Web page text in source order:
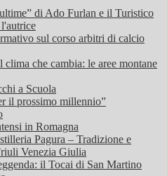
di Ado Furlan e il Turistico
sul corso arbitri di calcio
che cambia: le aree montane
a Scuola
il prossimo millennio”
in Romagna
Pagura – Tradizione e
Venezia Giulia
il Tocai di San Martino